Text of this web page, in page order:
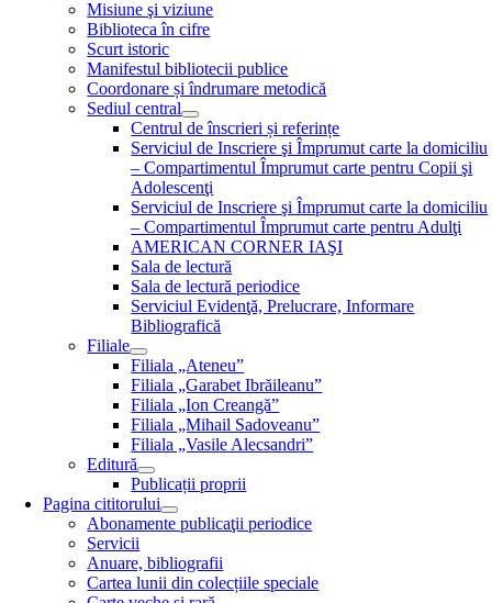
Misiune şi viziune
Biblioteca în cifre
Scurt istoric
Manifestul bibliotecii publice
Coordonare și îndrumare metodică
Sediul central
Centrul de înscrieri și referințe
Serviciul de Inscriere şi Împrumut carte la domiciliu
– Compartimentul Împrumut carte pentru Copii şi
Adolescenţi
Serviciul de Inscriere şi Împrumut carte la domiciliu
– Compartimentul Împrumut carte pentru Adulţi
AMERICAN CORNER IAŞI
Sala de lectură
Sala de lectură periodice
Serviciul Evidenţă, Prelucrare, Informare
Bibliografică
Filiale
Filiala „Ateneu”
Filiala „Garabet Ibrăileanu”
Filiala „Ion Creangă”
Filiala „Mihail Sadoveanu”
Filiala „Vasile Alecsandri”
Editură
Publicații proprii
Pagina cititorului
Abonamente publicaţii periodice
Servicii
Anuare, bibliografii
Cartea lunii din colecțiile speciale